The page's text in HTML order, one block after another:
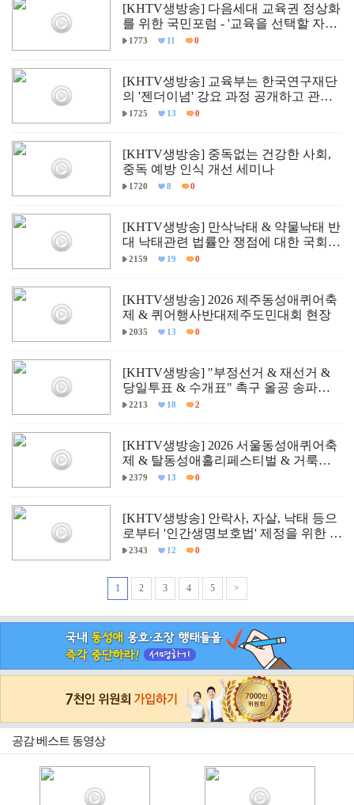
[KHTV생방송] 다음세대 교육권 정상화
를 위한 국민포럼 - '교육을 선택할 자유,
다르게 배울 권리'
1773 11 0
[KHTV생방송] 교육부는 한국연구재단
의 '젠더이념' 강요 과정 공개하고 관련
자 즉각 문책하라!
1725 13 0
[KHTV생방송] 중독없는 건강한 사회,
중독 예방 인식 개선 세미나
1720 8 0
[KHTV생방송] 만삭낙태 & 약물낙태 반
대 낙태관련 법률안 쟁점에 대한 국회
학술세미나
2159 19 0
[KHTV생방송] 2026 제주동성애퀴어축
제 & 퀴어행사반대제주도민대회 현장
2035 13 0
[KHTV생방송] "부정선거 & 재선거 &
당일투표 & 수개표" 촉구 올공 송파구
개표소 민주항쟁 현장
2213 18 2
[KHTV생방송] 2026 서울동성애퀴어축
제 & 탈동성애홀리페스티벌 & 거룩한
방파제통합국민대회 현장
2379 13 0
[KHTV생방송] 안락사, 자살, 낙태 등으
로부터 '인간생명보호법' 제정을 위한 국
회 학술세미나
2343 12 0
1 2 3 4 5 >
공감 베스트 동영상